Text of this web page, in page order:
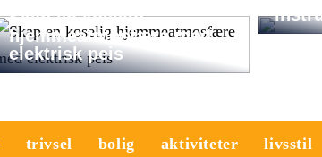
Skap en koselig
hjemmeatmosfære med
elektrisk peis
trivsel bolig aktiviteter livsstil